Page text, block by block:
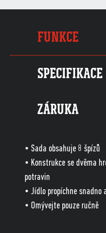
FUNKCE
SPECIFIKACE
ZÁRUKA
• Sada obsahuje 8 špízů
• Konstrukce se dvěma
potravin
• Jídlo propíchne snadno
• Omývejte pouze ručně